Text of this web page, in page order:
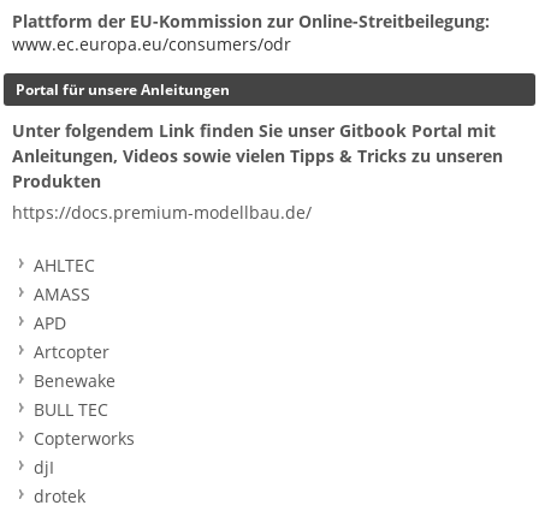
Plattform der EU-Kommission zur Online-Streitbeilegung:
www.ec.europa.eu/consumers/odr
Portal für unsere Anleitungen
Unter folgendem Link finden Sie unser Gitbook Portal mit
Anleitungen, Videos sowie vielen Tipps & Tricks zu unseren
Produkten
https://docs.premium-modellbau.de/
AHLTEC
AMASS
APD
Artcopter
Benewake
BULL TEC
Copterworks
djI
drotek